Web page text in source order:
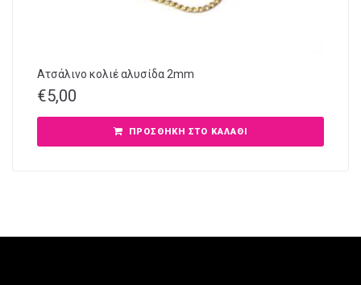
Ατσάλινο κολιέ αλυσίδα 2mm
€5,00
ΠΡΟΣΘΉΚΗ ΣΤΟ ΚΑΛΆΘΙ